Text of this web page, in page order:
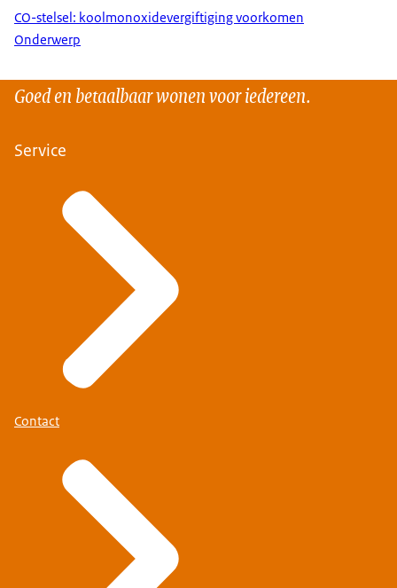
CO-stelsel: koolmonoxidevergiftiging voorkomen
Onderwerp
Goed en betaalbaar wonen voor iedereen.
Service
Contact